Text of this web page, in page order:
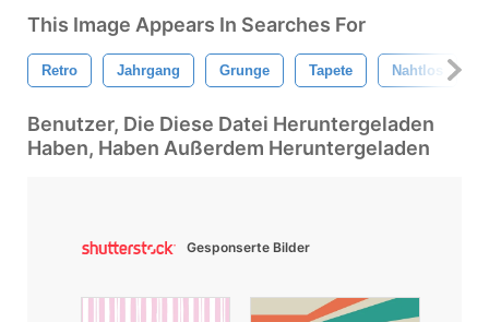
This Image Appears In Searches For
Retro Jahrgang Grunge Tapete Nahtlos
Benutzer, Die Diese Datei Heruntergeladen
Haben, Haben Außerdem Heruntergeladen
Gesponserte Bilder